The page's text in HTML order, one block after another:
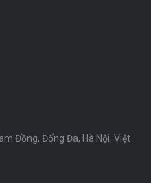
Đồng, Đống Đa, Hà Nội, Việt